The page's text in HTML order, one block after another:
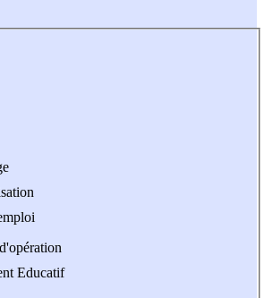
Educatif